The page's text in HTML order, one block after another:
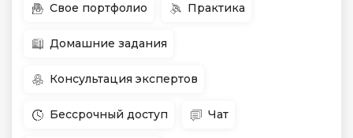
Свое портфолио Практика
Домашние задания
Консультация экспертов
Бессрочный доступ Чат